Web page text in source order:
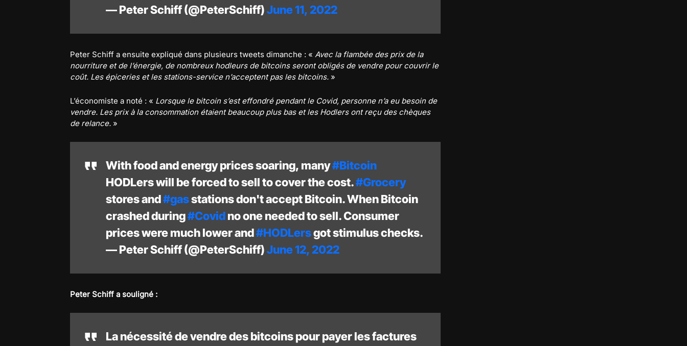
— Peter Schiff (@PeterSchiff)June 11, 2022
Peter Schiff a ensuite expliqué dans plusieurs tweets dimanche : « Avec la flambée des prix de la
nourriture et de l’énergie, de nombreux hodleurs de bitcoins seront obligés de vendre pour couvrir le
coût. Les épiceries et les stations-service n’acceptent pas les bitcoins. »
L’économiste a noté : « Lorsque le bitcoin s’est effondré pendant le Covid, personne n’a eu besoin de
vendre. Les prix à la consommation étaient beaucoup plus bas et les Hodlers ont reçu des chèques
de relance. »
With food and energy prices soaring, many#Bitcoin
HODLers will be forced to sell to cover the cost.#Grocery
stores and#gasstations don't accept Bitcoin. When Bitcoin
crashed during#Covidno one needed to sell. Consumer
prices were much lower and#HODLersgot stimulus checks.
— Peter Schiff (@PeterSchiff)June 12, 2022
Peter Schiff a souligné :
La nécessité de vendre des bitcoins pour payer les factures